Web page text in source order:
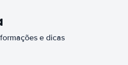
e dicas